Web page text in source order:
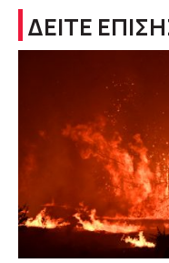
ΔΕΙΤΕ